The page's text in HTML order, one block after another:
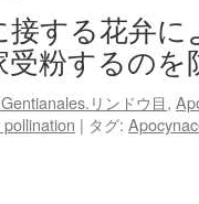
する花弁
受粉するの
リンドウ目,
| タグ: